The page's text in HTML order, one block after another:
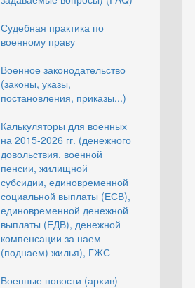
Судебная практика по
военному праву
Военное законодательство
(законы, указы,
постановления, приказы...)
Калькуляторы для военных
на 2015-2026 гг. (денежного
довольствия, военной
пенсии, жилищной
субсидии, единовременной
социальной выплаты (ЕСВ),
единовременной денежной
выплаты (ЕДВ), денежной
компенсации за наем
(поднаем) жилья), ГЖС
Военные новости (архив)